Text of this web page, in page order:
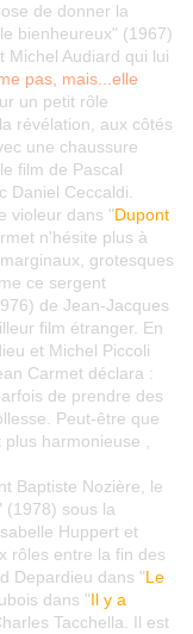
de donner la
bienheureux" (1967)
Michel Audiard qui lui
pas, mais...elle
un petit rôle
révélation, aux côtés
une chaussure
film de Pascal
Daniel Ceccaldi.
violeur dans "Dupont
n'hésite plus à
grotesques
ce sergent
de Jean-Jacques
film étranger. En
et Michel Piccoli
Carmet déclara :
de prendre des
Peut-être que
harmonieuse ,
Baptiste Nozière, le
(1978) sous la
Huppert et
rôles entre la fin des
Depardieu dans "Le
dans "Il y a
Tacchella. Il est